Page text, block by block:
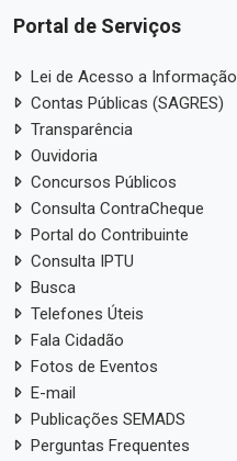
Portal de Serviços
Lei de Acesso a Informação
Contas Públicas (SAGRES)
Transparência
Ouvidoria
Concursos Públicos
Consulta ContraCheque
Portal do Contribuinte
Consulta IPTU
Busca
Telefones Úteis
Fala Cidadão
Fotos de Eventos
E-mail
Publicações SEMADS
Perguntas Frequentes